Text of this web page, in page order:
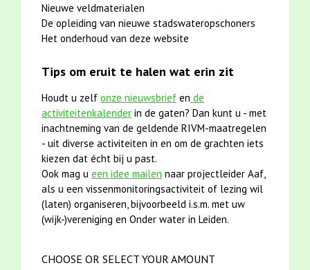
Nieuwe veldmaterialen
De opleiding van nieuwe stadswateropschoners
Het onderhoud van deze website
Tips om eruit te halen wat erin zit
Houdt u zelf onze nieuwsbrief en de
activiteitenkalender in de gaten? Dan kunt u - met
inachtneming van de geldende RIVM-maatregelen
- uit diverse activiteiten in en om de grachten iets
kiezen dat écht bij u past.
Ook mag u een idee mailen naar projectleider Aaf,
als u een vissenmonitoringsactiviteit of lezing wil
(laten) organiseren, bijvoorbeeld i.s.m. met uw
(wijk-)vereniging en Onder water in Leiden.
CHOOSE OR SELECT YOUR AMOUNT